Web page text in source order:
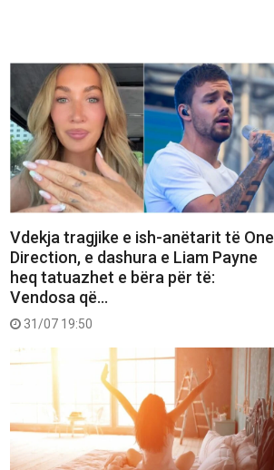
Vdekja tragjike e ish-anëtarit të One
Direction, e dashura e Liam Payne
heq tatuazhet e bëra për të:
Vendosa që…
31/07 19:50